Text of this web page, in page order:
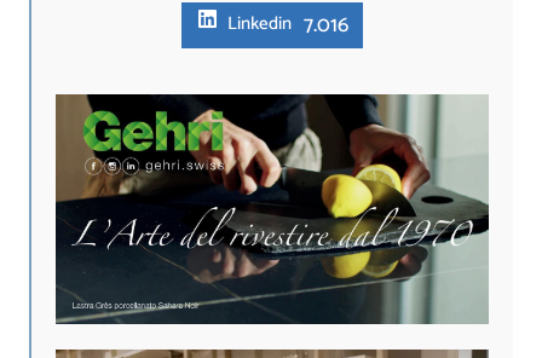
Linkedin 7.016